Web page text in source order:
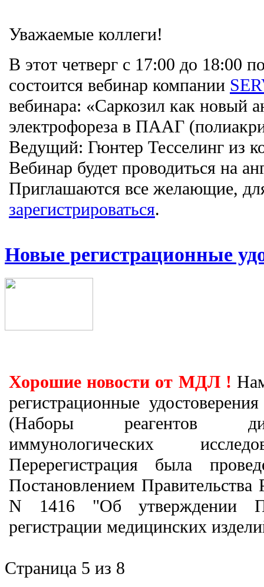
Уважаемые коллеги!
В этот четверг с 17:00 до 18:00
состоится вебинар компании
вебинара: «Саркозил как новый
электрофореза в ПААГ
Ведущий: Гюнтер Тесселинг из
Вебинар будет проводиться на
Приглашаются все желающие,
зарегистрироваться.
Новые регистрационные
Хорошие новости от МДЛ !
регистрационные
(Наборы реагентов
иммунологических
Перерегистрация была
Постановлением
N 1416 "Об утверждении
регистрации медицинских
Страница 5 из 8